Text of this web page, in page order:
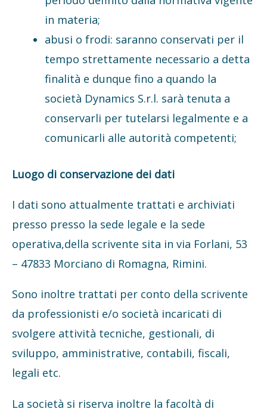
in materia;
abusi o frodi: saranno conservati per il
tempo strettamente necessario a detta
finalità e dunque fino a quando la
società Dynamics S.r.l. sarà tenuta a
conservarli per tutelarsi legalmente e a
comunicarli alle autorità competenti;
Luogo di conservazione dei dati
I dati sono attualmente trattati e archiviati
presso presso la sede legale e la sede
operativa,della scrivente sita in via Forlani, 53
– 47833 Morciano di Romagna, Rimini.
Sono inoltre trattati per conto della scrivente
da professionisti e/o società incaricati di
svolgere attività tecniche, gestionali, di
sviluppo, amministrative, contabili, fiscali,
legali etc.
La società si riserva inoltre la facoltà di